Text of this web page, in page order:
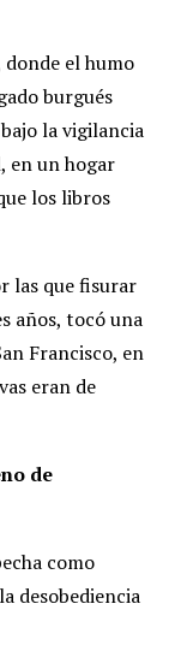
donde el humo
burgués
la vigilancia
en un hogar
los libros
las que fisurar
años, tocó una
Francisco, en
eran de
de
como
desobediencia